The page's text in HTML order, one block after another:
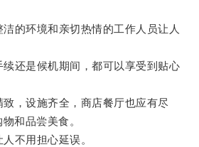
环境和亲切热情的工作人员让人
还是候机期间，都可以享受到贴心
，设施齐全，商店餐厅也应有尽
和品尝美食。
不用担心延误。